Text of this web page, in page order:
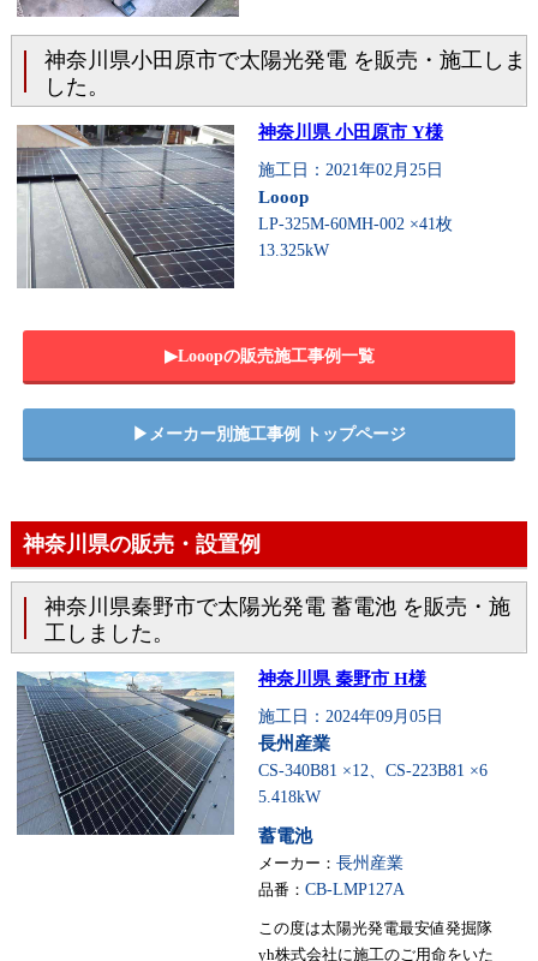
神奈川県小田原市で太陽光発電 を販売・施工しま
した。
神奈川県 小田原市 Y様
施工日：2021年02月25日
Looop
LP-325M-60MH-002 ×41枚
13.325kW
▶︎Looopの販売施工事例一覧
▶︎メーカー別施工事例 トップページ
神奈川県の販売・設置例
神奈川県秦野市で太陽光発電 蓄電池 を販売・施
工しました。
神奈川県 秦野市 H様
施工日：2024年09月05日
長州産業
CS-340B81 ×12、CS-223B81 ×6
5.418kW
蓄電池
メーカー： 長州産業
品番： CB-LMP127A
この度は太陽光発電最安値発掘隊
yh株式会社に施工のご用命をいた